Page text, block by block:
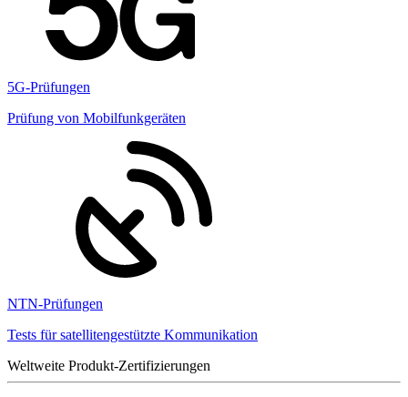
5G-Prüfungen
Prüfung von Mobilfunkgeräten
NTN-Prüfungen
Tests für satellitengestützte Kommunikation
Weltweite Produkt-Zertifizierungen